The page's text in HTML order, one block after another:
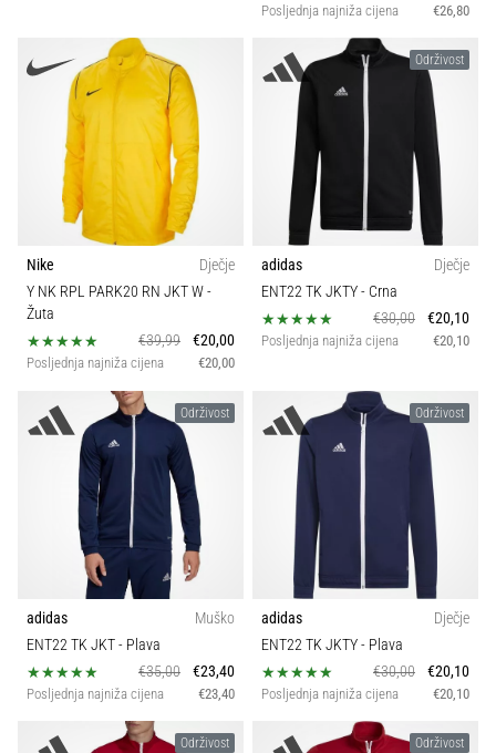
Posljednja najniža cijena €26,80
Nike
Dječje
Y NK RPL PARK20 RN JKT W-
Žuta
€39,99
€20,00
Posljednja najniža cijena €20,00
Održivost
adidas
Dječje
ENT22 TK JKTY- Crna
€30,00
€20,10
Posljednja najniža cijena €20,10
Održivost
adidas
Muško
ENT22 TK JKT- Plava
€35,00
€23,40
Posljednja najniža cijena €23,40
Održivost
adidas
Dječje
ENT22 TK JKTY- Plava
€30,00
€20,10
Posljednja najniža cijena €20,10
Održivost Održivost